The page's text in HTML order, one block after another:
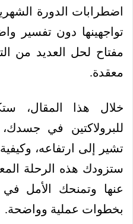
اضطرابات الدورة
تواجهينها دون تفسير
مفتاح لحل العديد من
معقدة.
خلال هذا المقال،
للبرولاكتين في
تشير إلى ارتفاعه،
ستزودك هذه الرحلة
عنها وتمنحك الأمل
بخطوات عملية وواضحة.